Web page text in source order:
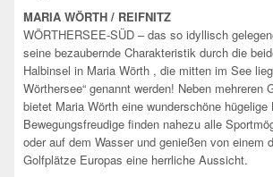
MARIA WÖRTH / REIFNITZ
WÖRTHERSEE-SÜD – das so idyllisch
seine bezaubernde Charakteristik durch die
Halbinsel in Maria Wörth , die mitten im See
Wörthersee“ genannt werden! Neben mehreren
bietet Maria Wörth eine wunderschöne
Bewegungsfreudige finden nahezu alle
oder auf dem Wasser und genießen von einem
Golfplätze Europas eine herrliche Aussicht.